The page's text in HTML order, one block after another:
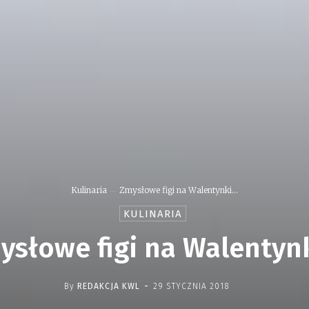
Kulinaria Zmysłowe figi na Walentynki...
KULINARIA
figi na
By REDAKCJA KWL - 29 STYCZNIA 2018